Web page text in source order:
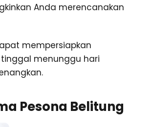
Anda merencanakan
mempersiapkan
menunggu hari
Pesona Belitung